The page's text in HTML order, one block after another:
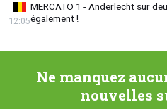
MERCATO 1 - Anderlecht sur
également !
12:05
Ne manquez
nouvelles